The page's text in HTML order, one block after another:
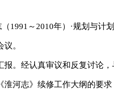
～2010年）·规划与计
。
。经认真审议和反复讨论，
河志》续修工作大纲的要